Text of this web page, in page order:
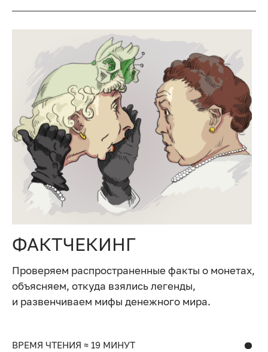
ФАКТЧЕКИНГ
Проверяем распространенные факты о монетах,
объясняем, откуда взялись легенды,
и развенчиваем мифы денежного мира.
ВРЕМЯ ЧТЕНИЯ ≈ 19 МИНУТ